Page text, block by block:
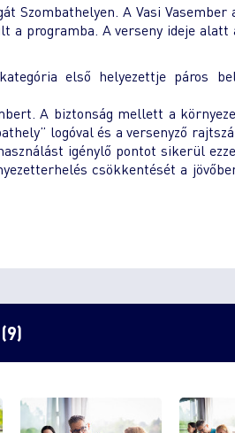
Szombathelyen. A Vasi Vasember
a programba. A verseny ideje
első helyezettje páros
A biztonság mellett a
logóval és a versenyző
igénylő pontot sikerül
csökkentését a